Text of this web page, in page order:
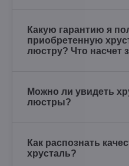
Какую гарантию я
приобретенную
люстру? Что насчет
Можно ли увидеть
люстры?
Как распознать
хрусталь?